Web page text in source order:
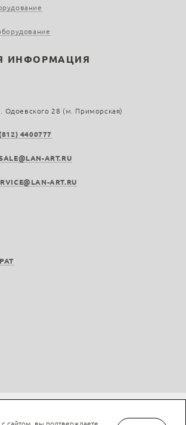
ИНФОРМАЦИЯ
Одоевского 28 (м. Приморская)
4400777
ART.RU
ART.RU